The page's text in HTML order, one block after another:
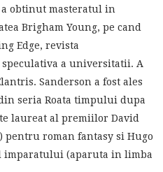
a obtinut masteratul in
Brigham Young, pe cand
Edge, revista
a universitatii. A
Sanderson a fost ales
seria Roata timpului dupa
laureat al premiilor David
pentru roman fantasy si Hugo
imparatului (aparuta in limba